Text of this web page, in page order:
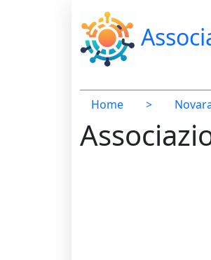
Home >